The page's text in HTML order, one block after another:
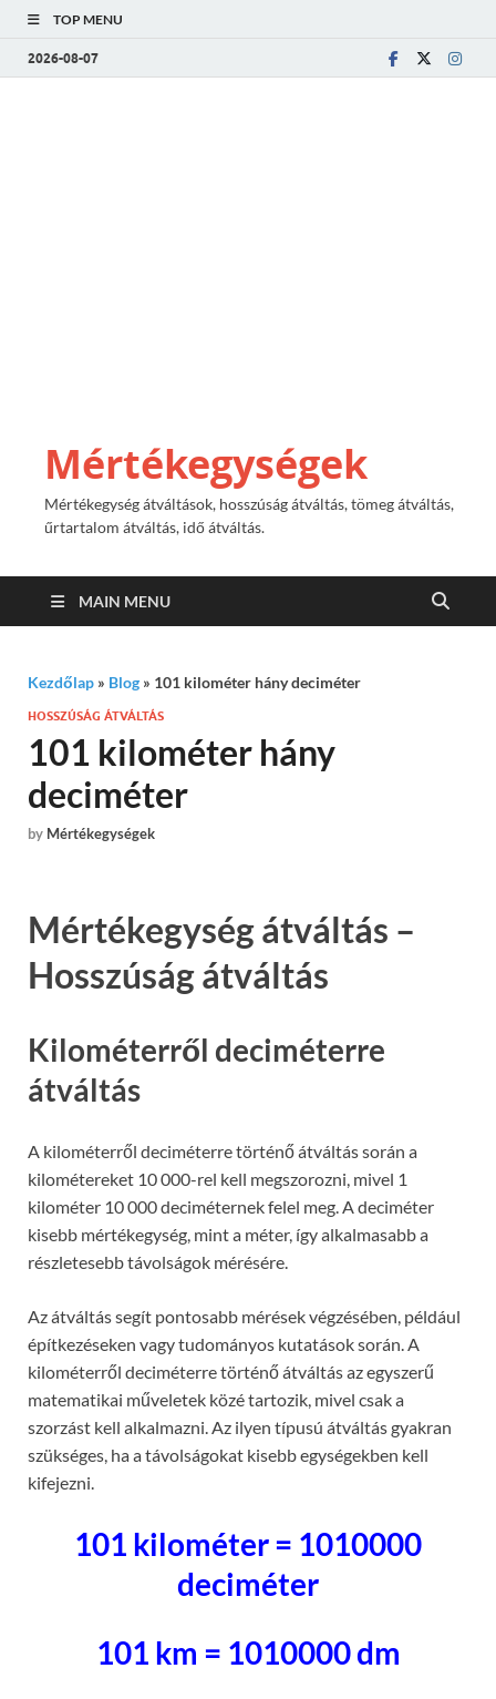
TOP MENU
2026-08-07
Mértékegységek
Mértékegység átváltások, hosszúság átváltás, tömeg átváltás,
űrtartalom átváltás, idő átváltás.
MAIN MENU
Kezdőlap » Blog » 101 kilométer hány deciméter
HOSSZÚSÁG ÁTVÁLTÁS
101 kilométer hány
deciméter
by Mértékegységek
Mértékegység átváltás –
Hosszúság átváltás
Kilométerről deciméterre
átváltás
A kilométerről deciméterre történő átváltás során a
kilométereket 10 000-rel kell megszorozni, mivel 1
kilométer 10 000 deciméternek felel meg. A deciméter
kisebb mértékegység, mint a méter, így alkalmasabb a
részletesebb távolságok mérésére.
Az átváltás segít pontosabb mérések végzésében, például
építkezéseken vagy tudományos kutatások során. A
kilométerről deciméterre történő átváltás az egyszerű
matematikai műveletek közé tartozik, mivel csak a
szorzást kell alkalmazni. Az ilyen típusú átváltás gyakran
szükséges, ha a távolságokat kisebb egységekben kell
kifejezni.
101 kilométer = 1010000
deciméter
101 km = 1010000 dm